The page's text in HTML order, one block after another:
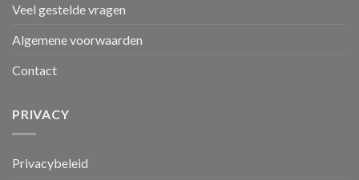
Veel gestelde vragen
Algemene voorwaarden
Contact
PRIVACY
Privacybeleid